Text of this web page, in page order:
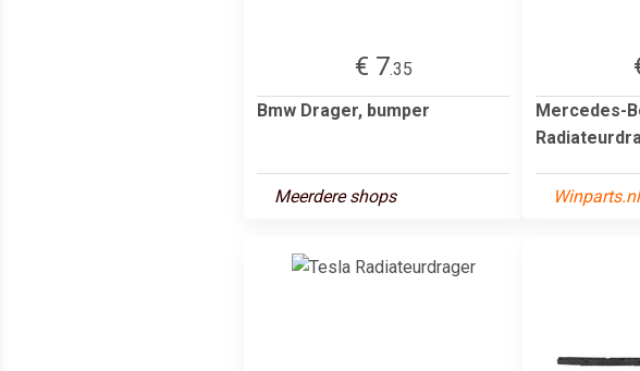
€ 7.35
Bmw Drager, bumper
Meerdere shops
Mercedes-
Winparts.nl